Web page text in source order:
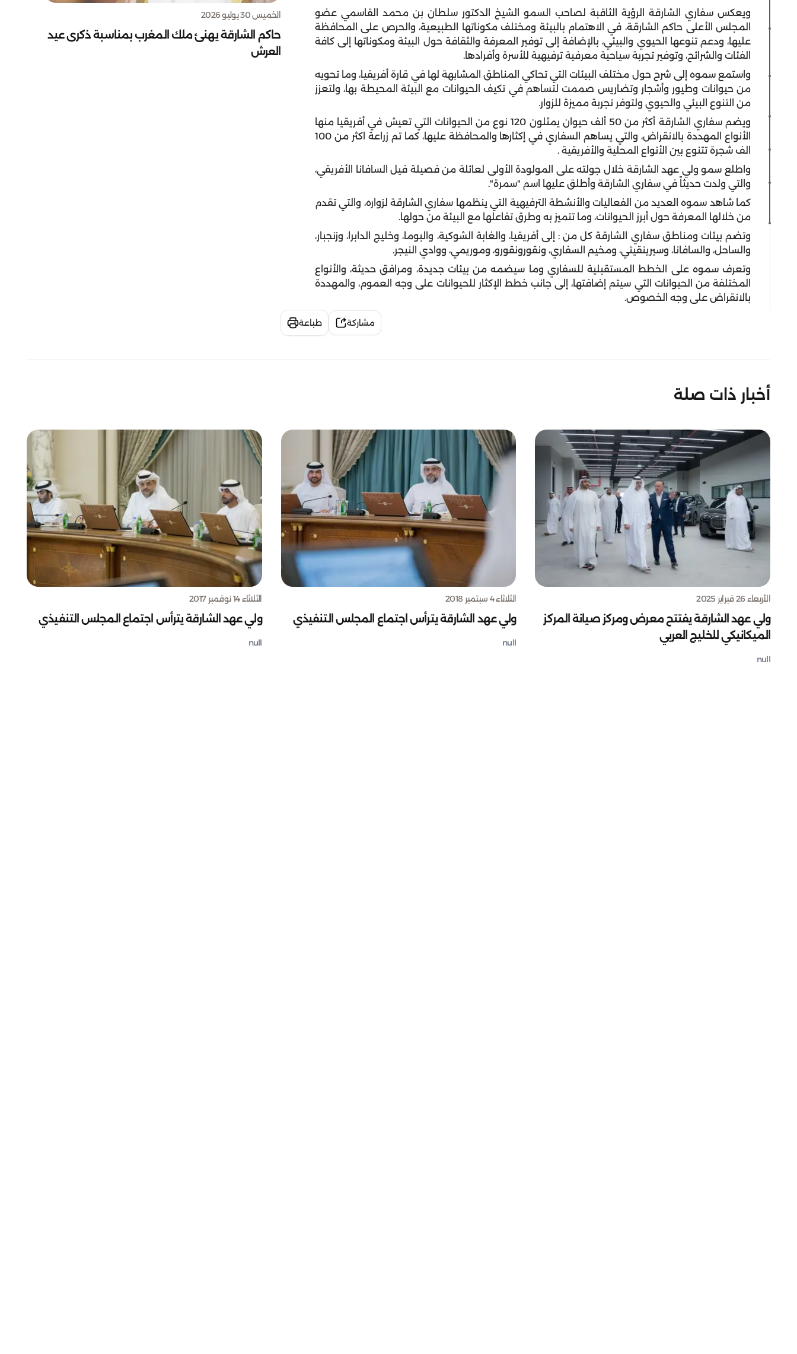
ويعكس سفاري الشارقة الرؤية الثاقبة لصاحب السمو الشيخ الدكتور سلطان بن محمد القاسمي عضو
المجلس الأعلى حاكم الشارقة، في الاهتمام بالبيئة ومختلف مكوناتها الطبيعية، والحرص على المحافظة
عليها، ودعم تنوعها الحيوي والبيئي، بالإضافة إلى توفير المعرفة والثقافة حول البيئة ومكوناتها إلى كافة
الفئات والشرائح، وتوفير تجربة سياحية معرفية ترفيهية للأسرة وأفرادها.
واستمع سموه إلى شرح حول مختلف البيئات التي تحاكي المناطق المشابهة لها في قارة أفريقيا، وما تحويه
من حيوانات وطيور وأشجار وتضاريس صممت لتساهم في تكيف الحيوانات مع البيئة المحيطة بها، ولتعزز
من التنوع البيئي والحيوي ولتوفر تجربة مميزة للزوار.
ويضم سفاري الشارقة أكثر من 50 ألف حيوان يمثلون 120 نوع من الحيوانات التي تعيش في أفريقيا منها
الأنواع المهددة بالانقراض، والتي يساهم السفاري في إكثارها والمحافظة عليها، كما تم زراعة اكثر من 100
الف شجرة تتنوع بين الأنواع المحلية والأفريقية .
واطلع سمو ولي عهد الشارقة خلال جولته على المولودة الأولى لعائلة من فصيلة فيل السافانا الأفريقي،
والتي ولدت حديثاً في سفاري الشارقة وأطلق عليها اسم "سمرة".
كما شاهد سموه العديد من الفعاليات والأنشطة الترفيهية التي ينظمها سفاري الشارقة لزواره، والتي تقدم
من خلالها المعرفة حول أبرز الحيوانات، وما تتميز به وطرق تفاعلها مع البيئة من حولها.
وتضم بيئات ومناطق سفاري الشارقة كل من : إلى أفريقيا، والغابة الشوكية، والبوما، وخليج الدابرا، وزنجبار،
والساحل، والسافانا، وسيرينقيتي، ومخيم السفاري، ونقورونقورو، وموريمي، ووادي النيجر.
وتعرف سموه على الخطط المستقبلية للسفاري وما سيضمه من بيئات جديدة، ومرافق حديثة، والأنواع
المختلفة من الحيوانات التي سيتم إضافتها، إلى جانب خطط الإكثار للحيوانات على وجه العموم، والمهددة
بالانقراض على وجه الخصوص.
مشاركة طباعة
الخميس 30 يوليو 2026
حاكم الشارقة يهنئ ملك المغرب بمناسبة ذكرى عيد
العرش
أخبار ذات صلة
الأربعاء 26 فبراير 2025
ولي عهد الشارقة يفتتح معرض ومركز صيانة المركز
الميكانيكي للخليج العربي
null
الثلاثاء 4 سبتمبر 2018
ولي عهد الشارقة يترأس اجتماع المجلس التنفيذي
null
الثلاثاء 14 نوفمبر 2017
ولي عهد الشارقة يترأس اجتماع المجلس التنفيذي
null